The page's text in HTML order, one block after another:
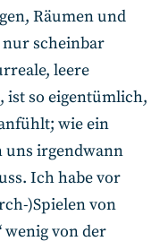
Räumen und
scheinbar
leere
so eigentümlich,
wie ein
uns irgendwann
Ich habe vor
)Spielen von
wenig von der